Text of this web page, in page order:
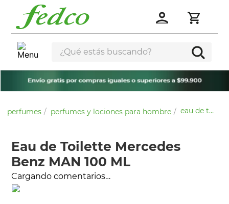
¿Qué estás buscando?
perfumes perfumes y lociones para hombre eau de toilette mercedes benz man 100 ml
Eau de Toilette Mercedes
Benz MAN 100 ML
Cargando comentarios…